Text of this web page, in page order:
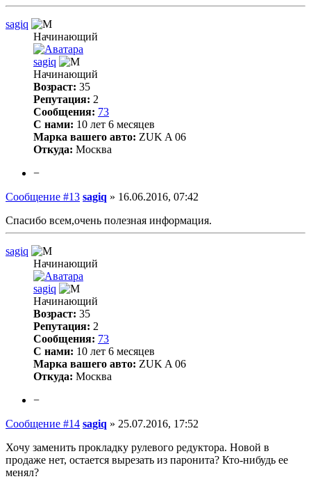
sagiq
Начинающий
sagiq
Начинающий
Возраст: 35
Репутация: 2
Сообщения: 73
С нами: 10 лет 6 месяцев
Марка вашего авто: ZUK A 06
Откуда: Москва
−
Сообщение #13 sagiq » 16.06.2016, 07:42
Спасибо всем,очень полезная информация.
sagiq
Начинающий
sagiq
Начинающий
Возраст: 35
Репутация: 2
Сообщения: 73
С нами: 10 лет 6 месяцев
Марка вашего авто: ZUK A 06
Откуда: Москва
−
Сообщение #14 sagiq » 25.07.2016, 17:52
Хочу заменить прокладку рулевого редуктора. Новой в
продаже нет, остается вырезать из паронита? Кто-нибудь ее
менял?